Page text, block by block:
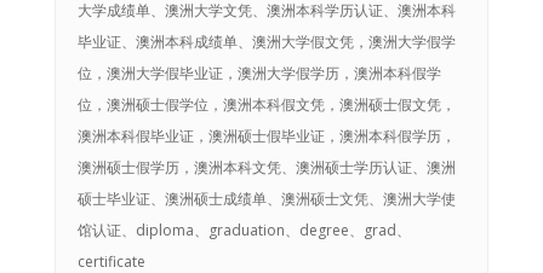
大学成绩单、澳洲大学文凭、澳洲本科学历认证、澳洲本科
毕业证、澳洲本科成绩单、澳洲大学假文凭，澳洲大学假学
位，澳洲大学假毕业证，澳洲大学假学历，澳洲本科假学
位，澳洲硕士假学位，澳洲本科假文凭，澳洲硕士假文凭，
澳洲本科假毕业证，澳洲硕士假毕业证，澳洲本科假学历，
澳洲硕士假学历，澳洲本科文凭、澳洲硕士学历认证、澳洲
硕士毕业证、澳洲硕士成绩单、澳洲硕士文凭、澳洲大学使
馆认证、diploma、graduation、degree、grad、
certificate